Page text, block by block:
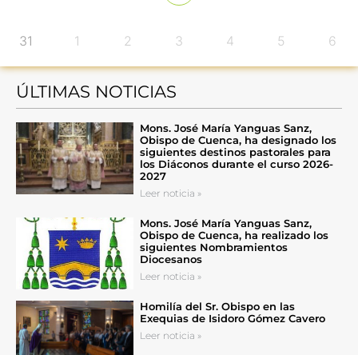
31 1 2 3 4 5 6
ÚLTIMAS NOTICIAS
Mons. José María Yanguas Sanz,
Obispo de Cuenca, ha designado los
siguientes destinos pastorales para
los Diáconos durante el curso 2026-
2027
Leer noticia »
Mons. José María Yanguas Sanz,
Obispo de Cuenca, ha realizado los
siguientes Nombramientos
Diocesanos
Leer noticia »
Homilía del Sr. Obispo en las
Exequias de Isidoro Gómez Cavero
Leer noticia »